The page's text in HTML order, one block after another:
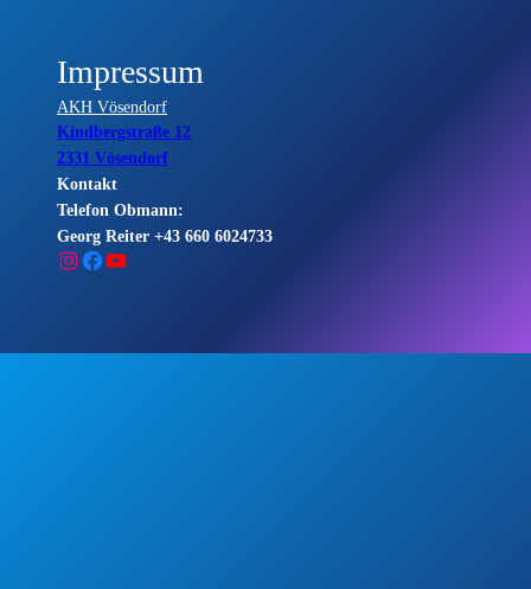
Impressum
AKH Vösendorf
Kindbergstraße 12
2331 Vösendorf
Kontakt
Telefon Obmann:
Georg Reiter +43 660 6024733
Instagram
Facebook
YouTube